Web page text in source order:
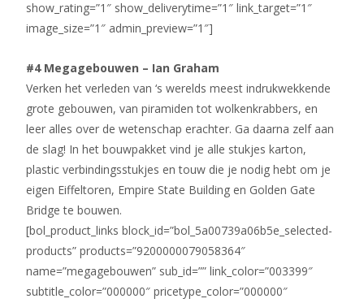
show_rating=”1″ show_deliverytime=”1″ link_target=”1″
image_size=”1″ admin_preview=”1″]
#4 Megagebouwen – Ian Graham
Verken het verleden van ‘s werelds meest indrukwekkende
grote gebouwen, van piramiden tot wolkenkrabbers, en
leer alles over de wetenschap erachter. Ga daarna zelf aan
de slag! In het bouwpakket vind je alle stukjes karton,
plastic verbindingsstukjes en touw die je nodig hebt om je
eigen Eiffeltoren, Empire State Building en Golden Gate
Bridge te bouwen.
[bol_product_links block_id=”bol_5a00739a06b5e_selected-
products” products=”9200000079058364″
name=”megagebouwen” sub_id=”” link_color=”003399″
subtitle_color=”000000″ pricetype_color=”000000″